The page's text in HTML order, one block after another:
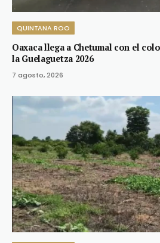
QUINTANA ROO
Oaxaca llega a Chetumal con el
la Guelaguetza 2026
7 agosto, 2026